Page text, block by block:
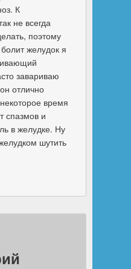
К
не всегда
поэтому
желудок я
завариваю
отлично
время
спазмов и
в желудке. Ну
шутить